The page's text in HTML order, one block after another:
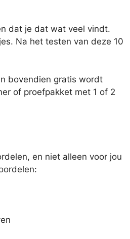
dat je dat wat veel vindt.
Na het testen van deze 10
bovendien gratis wordt
of proefpakket met 1 of 2
en niet alleen voor jou